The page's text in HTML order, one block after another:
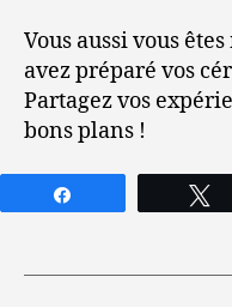
Vous aussi vous
avez préparé vos
Partagez vos
bons plans !